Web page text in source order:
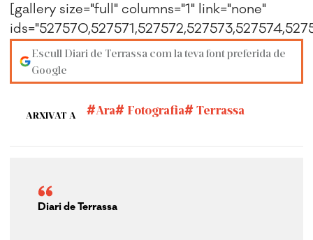
[gallery size="full" columns="1" link="none"
Escull Diari de Terrassa com la teva font preferida de
Google
ARXIVAT A Ara Fotografia Terrassa
Diari de Terrassa